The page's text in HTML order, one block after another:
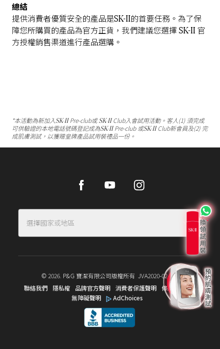
總結
提供消費者優質安全的產品是SK-II的首要任務。 為了保
障您所購買的產品為官方正貨， 我們建議您選擇SK-II 官
方授權銷售渠道進行產品選購。
*本活動為新加入SK-IIPre-club或SK-IIClub入會試用活動。客人(1) 須完成
可供驗證的本地電話號碼登記成為SK-IIPre-club 或SK-IIClub新會員及(2) 完
成肌膚測試，以獲贈皇牌產品試用裝禮品一份。
FacebookYoutube Instagram
選擇國家或地區
© 2026. P&G 寶潔有限公司版權所有 JVA2020-02-001
聯絡我們
隱私權 品牌官方聲明 消費者保護聲明 條款和協議
無障礙聲明
AdChoices